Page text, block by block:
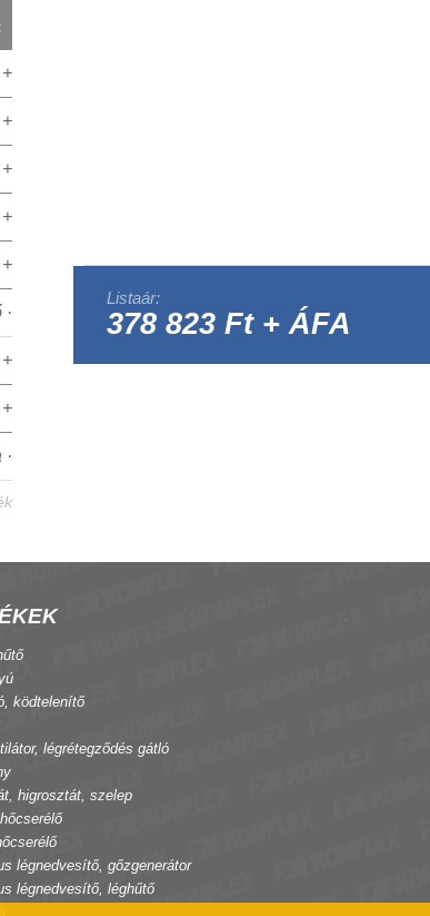
Listaár:
378 823 Ft + ÁFA
ködtelenítő
légrétegződés gátló
higrosztát, szelep
légnedvesítő, gőzgenerátor
légnedvesítő, léghűtő